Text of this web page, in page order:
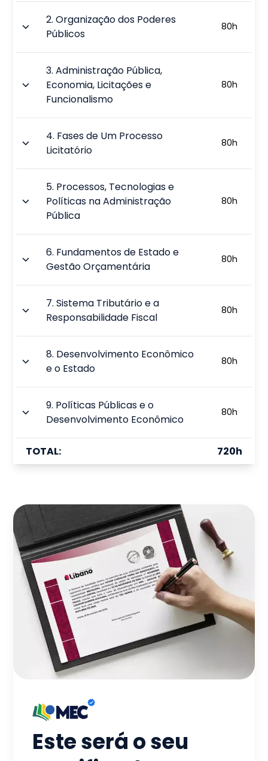
2.Organização dos Poderes
Públicos
80h
3.Administração Pública,
Economia, Licitações e
Funcionalismo
80h
4. Fases de Um Processo
Licitatório
80h
5. Processos, Tecnologias e
Políticas na Administração
Pública
80h
6. Fundamentos de Estado e
Gestão Orçamentária
80h
7.Sistema Tributário e a
Responsabilidade Fiscal
80h
8. Desenvolvimento Econômico
e o Estado
80h
9. Políticas Públicas e o
Desenvolvimento Econômico
80h
TOTAL: 720h
Este será o seu